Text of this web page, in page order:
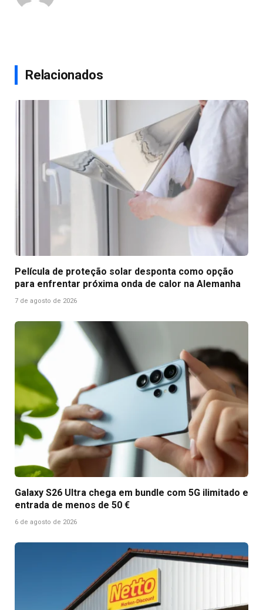
Relacionados
Película de proteção solar desponta como opção
para enfrentar próxima onda de calor na Alemanha
7 de agosto de 2026
Galaxy S26 Ultra chega em bundle com 5G ilimitado e
entrada de menos de 50 €
6 de agosto de 2026